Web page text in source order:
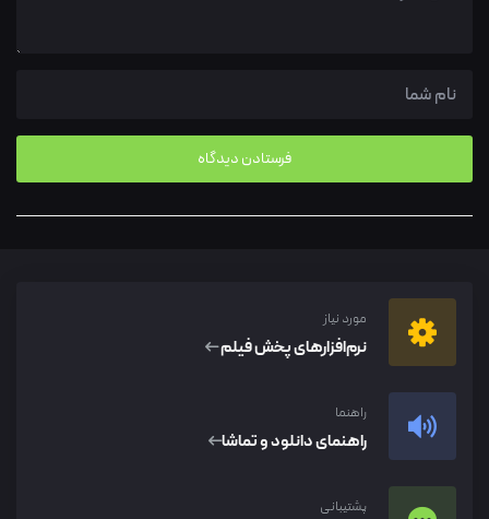
مورد نیاز
نرم‌افزار‌های پخش فیلم
راهنما
راهنمای دانلود و تماشا
پشتیبانی